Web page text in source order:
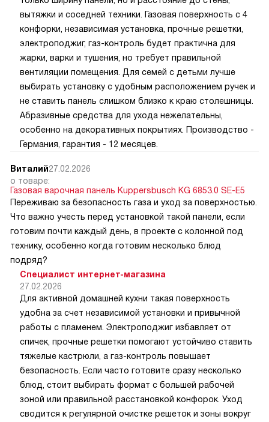
вытяжки и соседней техники. Газовая поверхность с 4
конфорки, независимая установка, прочные решетки,
электроподжиг, газ-контроль будет практична для
жарки, варки и тушения, но требует правильной
вентиляции помещения. Для семей с детьми лучше
выбирать установку с удобным расположением ручек и
не ставить панель слишком близко к краю столешницы.
Абразивные средства для ухода нежелательны,
особенно на декоративных покрытиях. Производство -
Германия, гарантия - 12 месяцев.
Виталий27.02.2026
о товаре:
Газовая варочная панель Kuppersbusch KG 6853.0 SE-E5
Переживаю за безопасность газа и уход за поверхностью.
Что важно учесть перед установкой такой панели, если
готовим почти каждый день, в проекте с колонной под
технику, особенно когда готовим несколько блюд
подряд?
Специалист интернет-магазина
27.02.2026
Для активной домашней кухни такая поверхность
удобна за счет независимой установки и привычной
работы с пламенем. Электроподжиг избавляет от
спичек, прочные решетки помогают устойчиво ставить
тяжелые кастрюли, а газ-контроль повышает
безопасность. Если часто готовите сразу несколько
блюд, стоит выбирать формат с большей рабочей
зоной или правильной расстановкой конфорок. Уход
сводится к регулярной очистке решеток и зоны вокруг